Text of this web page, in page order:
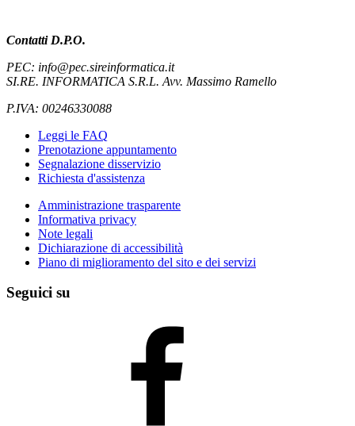
Contatti D.P.O.
PEC: info@pec.sireinformatica.it
SI.RE. INFORMATICA S.R.L. Avv. Massimo Ramello
P.IVA: 00246330088
Leggi le FAQ
Prenotazione appuntamento
Segnalazione disservizio
Richiesta d'assistenza
Amministrazione trasparente
Informativa privacy
Note legali
Dichiarazione di accessibilità
Piano di miglioramento del sito e dei servizi
Seguici su